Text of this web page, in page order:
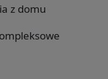
z domu